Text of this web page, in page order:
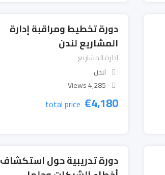
دورة تخطيط ومراقبة إدارة
المشاريع لندن
إدارة المشاريع
لندن
4٬285 Views
€4,180
total price
دورة تدريبية حول استكشاف